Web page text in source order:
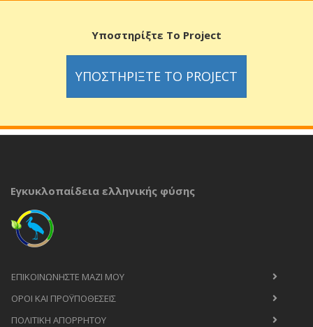
Υποστηρίξτε Το Project
ΥΠΟΣΤΗΡΊΞΤΕ ΤΟ PROJECT
Εγκυκλοπαίδεια ελληνικής φύσης
ΕΠΙΚΟΙΝΩΝΉΣΤΕ ΜΑΖΊ ΜΟΥ
ΟΡΟΙ ΚΑΙ ΠΡΟΫΠΟΘΈΣΕΙΣ
ΠΟΛΙΤΙΚΉ ΑΠΟΡΡΉΤΟΥ